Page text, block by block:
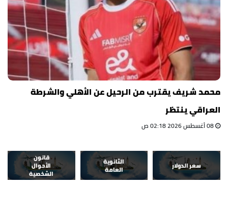
محمد شريف يقترب من الرحيل عن الأهلي والشرطة
العراقي ينتظر
سعر الدولار
الثانوية
العامة
قانون
الأحوال
الشخصية